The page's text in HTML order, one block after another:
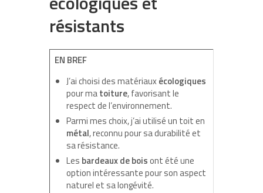
résistants
EN BREF
J’ai choisi des matériauxécologiques
pour matoiture, favorisant le
respect de l’environnement.
Parmi mes choix, j’ai utilisé un toit en
métal, reconnu pour sa durabilité et
sa résistance.
Les bardeaux de boisont été une
option intéressante pour son aspect
naturel et sa longévité.